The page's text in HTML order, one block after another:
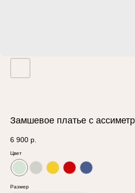
Замшевое платье с
6 900 р.
Цвет
Размер